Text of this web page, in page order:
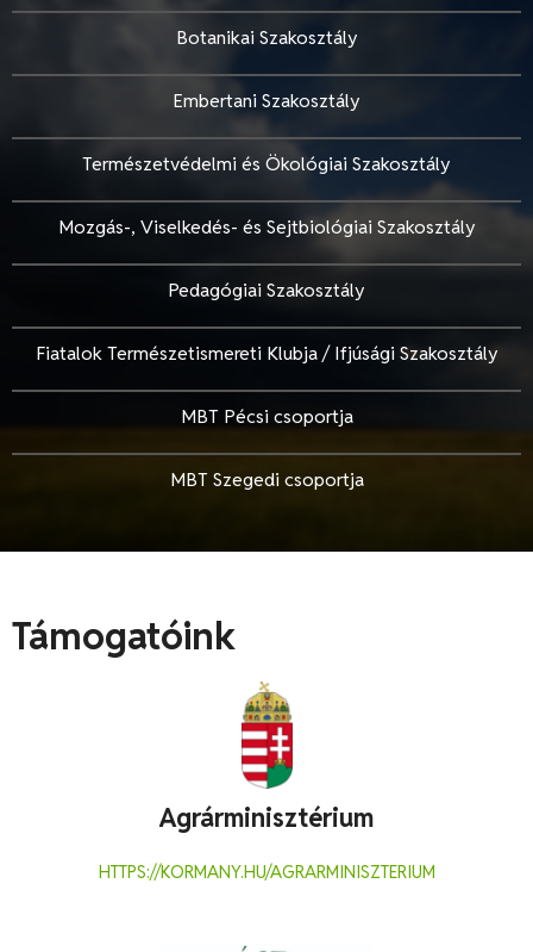
Botanikai Szakosztály
Embertani Szakosztály
Természetvédelmi és Ökológiai Szakosztály
Mozgás-, Viselkedés- és Sejtbiológiai Szakosztály
Pedagógiai Szakosztály
Fiatalok Természetismereti Klubja / Ifjúsági Szakosztály
MBT Pécsi csoportja
MBT Szegedi csoportja
Támogatóink
Agrárminisztérium
HTTPS://KORMANY.HU/AGRARMINISZTERIUM